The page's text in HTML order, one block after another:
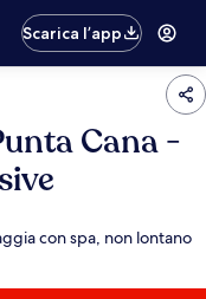
Scarica l’app
Cana -
con spa, non lontano